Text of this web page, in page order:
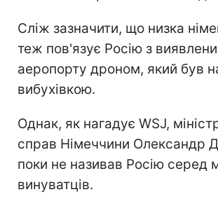
Сліж зазначити, що низка
теж пов'язує Росію з
аеропорту дроном, який був
вибухівкою.
Однак, як нагадує WSJ,
справ Німеччини Олександр
поки не називав Росію серед
винуватців.